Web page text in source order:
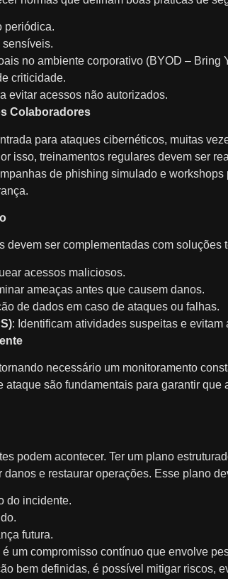
periódica.
sensíveis.
no ambiente corporativo (BYOD – Bring
criticidade.
evitar acessos não autorizados.
Colaboradores
para ataques cibernéticos, muitas
isso, treinamentos regulares devem ser
de phishing simulado e workshops
ser complementadas com soluções
acessos maliciosos.
ameaças antes que causem danos.
de dados em caso de ataques ou falhas.
: Identificam atividades suspeitas e evitam
necessário um monitoramento
são fundamentais para garantir que
podem acontecer. Ter um plano
e restaurar operações. Esse plano
do incidente.
futura.
um compromisso contínuo que envolve
bem definidas, é possível mitigar riscos,